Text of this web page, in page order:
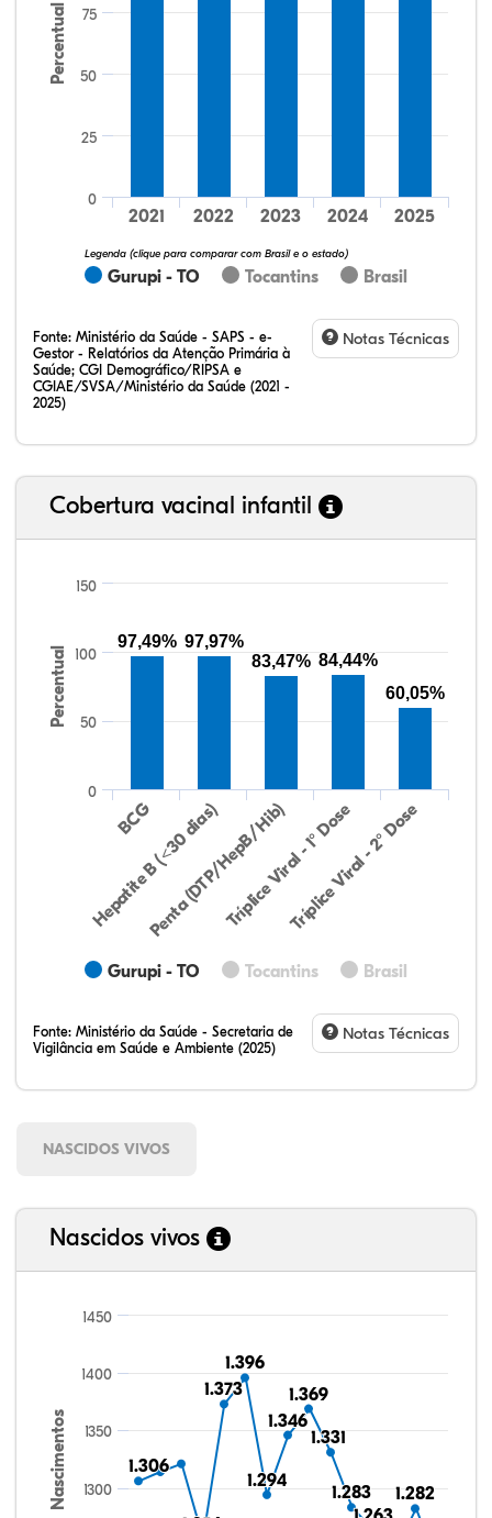
Percentual
Gurupi - TO Tocantins Brasil
Legenda (clique para comparar com Brasil e o estado)
2021 2022 2023 2024 2025
0
25
50
75
Fonte: Ministério da Saúde - SAPS - e-
Gestor - Relatórios da Atenção Primária à
Saúde; CGI Demográfico/RIPSA e
CGIAE/SVSA/Ministério da Saúde (2021 -
2025)
Notas Técnicas
Cobertura vacinal infantil
Percentual
Gurupi - TO Tocantins Brasil
BCG
Hepatite B (<30 dias)
Penta (DTP/HepB/Hib)Tríplice Viral - 1° Dose
Tríplice Viral - 2° Dose
0
50
100
150
97,49% 97,97%
83,47% 84,44%
60,05%
Fonte: Ministério da Saúde - Secretaria de
Vigilância em Saúde e Ambiente (2025)
Notas Técnicas
NASCIDOS VIVOS
Nascidos vivos
Nascimentos 1.306
1.306
1.373
1.373
1.396
1.396
1.294
1.294
1.346
1.346
1.369
1.369
1.331
1.331
1.283
1.283
1.282
1.282
1300
1350
1400
1450